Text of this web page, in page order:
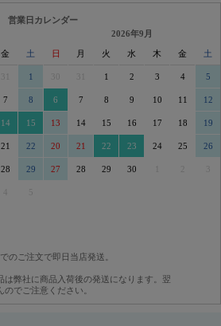
営業日カレンダー
金 土
31 1
7 8
14 15
21 22
28 29
5
2026年9月
日 月 火 水 木 金 土
30 31 1 2 3 4 5
6 7 8 9 10 11 12
13 14 15 16 17 18 19
20 21 22 23 24 25 26
27 28 29 30 3
のご注文で即日当店発送。
弊社に商品入荷後の発送になります。翌
でご注意ください。